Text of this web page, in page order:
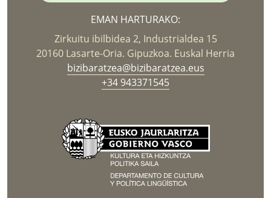
EMAN HARTURAKO:
Zirkuitu ibilbidea 2, Industrialdea 15
20160 Lasarte-Oria. Gipuzkoa. Euskal Herria
bizibaratzea@bizibaratzea.eus
+34 943371545